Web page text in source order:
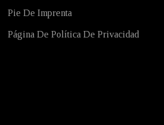
Pie De Imprenta
Página De Política De Privacidad